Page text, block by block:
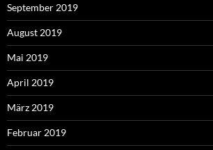
September 2019
August 2019
Mai 2019
April 2019
März 2019
Februar 2019